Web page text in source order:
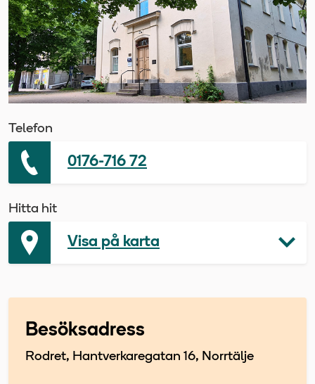
Telefon
0176-716 72
Hitta hit
Visa på karta
Besöksadress
Rodret, Hantverkaregatan 16, Norrtälje